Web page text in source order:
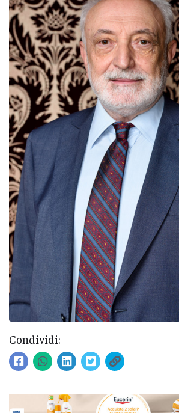
Condividi: